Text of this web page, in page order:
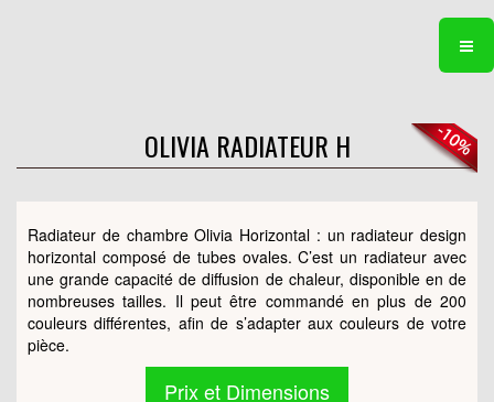
OLIVIA RADIATEUR H
Radiateur de chambre Olivia Horizontal : un radiateur design
horizontal composé de tubes ovales. C’est un radiateur avec
une grande capacité de diffusion de chaleur, disponible en de
nombreuses tailles. Il peut être commandé en plus de 200
couleurs différentes, afin de s’adapter aux couleurs de votre
pièce.
Prix et Dimensions